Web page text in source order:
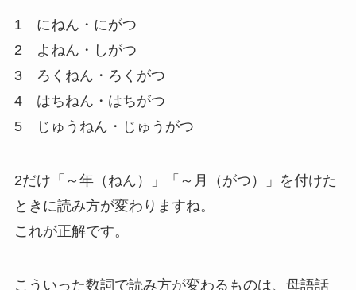
1 にねん・にがつ
2 よねん・ し がつ
3 ろくねん・ろくがつ
4 はちねん・はちがつ
5 じゅうねん・じゅうがつ
2だけ「～年（ねん）」「～月（がつ）」を付けた
ときに読み方が変わりますね。
これが正解です。
こういった数詞で読み方が変わるものは、母語話